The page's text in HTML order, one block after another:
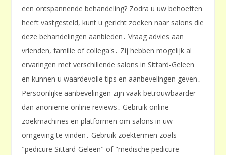
een ontspannende behandeling? Zodra u uw behoeften
heeft vastgesteld, kunt u gericht zoeken naar salons die
deze behandelingen aanbieden․ Vraag advies aan
vrienden, familie of collega's․ Zij hebben mogelijk al
ervaringen met verschillende salons in Sittard-Geleen
en kunnen u waardevolle tips en aanbevelingen geven․
Persoonlijke aanbevelingen zijn vaak betrouwbaarder
dan anonieme online reviews․ Gebruik online
zoekmachines en platformen om salons in uw
omgeving te vinden․ Gebruik zoektermen zoals
"pedicure Sittard-Geleen" of "medische pedicure